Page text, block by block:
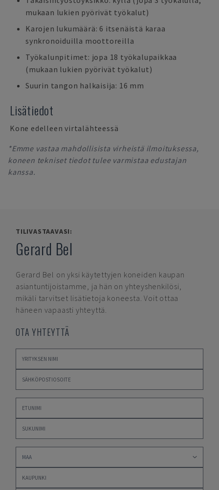
mukaan lukien pyörivät työkalut)
Karojen lukumäärä: 6 itsenäistä karaa
synkronoiduilla moottoreilla
Työkalunpitimet: jopa 18 työkalupaikkaa
(mukaan lukien pyörivät työkalut)
Suurin tangon halkaisija: 16 mm
Lisätiedot
Kone edelleen virtalähteessä
*Emme vastaa mahdollisista virheistä ilmoituksessa,
koneen tekniset tiedot tulee varmistaa edustajan
kanssa.
TILIVASTAAVASI:
Gerard Bel
Gerard Bel on yksi käytettyjen koneiden kaupan
asiantuntijoistamme, ja hän on yhteyshenkilösi,
mikäli tarvitset lisätietoja koneesta. Voit ottaa
häneen vapaasti yhteyttä.
OTA YHTEYTTÄ